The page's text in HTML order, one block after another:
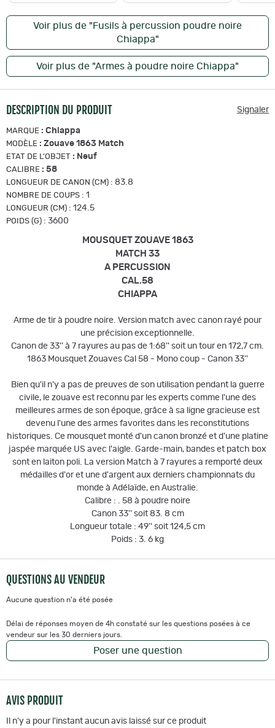
Voir plus de "Fusils à percussion poudre noire
Chiappa"
Voir plus de "Armes à poudre noire Chiappa"
DESCRIPTION DU PRODUIT Signaler
MARQUE : Chiappa
MODÈLE : Zouave 1863 Match
ETAT DE L'OBJET : Neuf
CALIBRE : 58
LONGUEUR DE CANON (CM) : 83.8
NOMBRE DE COUPS : 1
LONGUEUR (CM) : 124.5
POIDS (G) : 3600
MOUSQUET ZOUAVE 1863
MATCH 33
A PERCUSSION
CAL.58
CHIAPPA
Arme de tir à poudre noire. Version match avec canon rayé pour
une précision exceptionnelle.
Canon de 33'' à 7 rayures au pas de 1:68'' soit un tour en 172,7 cm.
1863 Mousquet Zouaves Cal 58 - Mono coup - Canon 33''
Bien qu'il n'y a pas de preuves de son utilisation pendant la guerre
civile, le zouave est reconnu par les experts comme l'une des
meilleures armes de son époque, grâce à sa ligne gracieuse est
devenu l'une des armes favorites dans les reconstitutions
historiques. Ce mousquet monté d'un canon bronzé et d'une platine
jaspée marquée US avec l'aigle. Garde-main, bandes et patch box
sont en laiton poli. La version Match à 7 rayures a remporté deux
médailles d'or et une d'argent aux derniers championnats du
monde à Adélaïde, en Australie.
Calibre : . 58 à poudre noire
Canon 33'' soit 83. 8 cm
Longueur totale : 49'' soit 124,5 cm
Poids : 3. 6 kg
QUESTIONS AU VENDEUR
Aucune question n'a été posée
Délai de réponses moyen de 4h constaté sur les questions posées à ce
vendeur sur les 30 derniers jours.
Poser une question
AVIS PRODUIT
Il n'y a pour l'instant aucun avis laissé sur ce produit